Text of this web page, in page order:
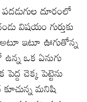
దూరంలో
విషయం గుర్తుకు
ఇటూ ఊగుతోన్న
ఒక ఏనుగు
పెద్ద చెక్క పెట్టెను
మనిషి